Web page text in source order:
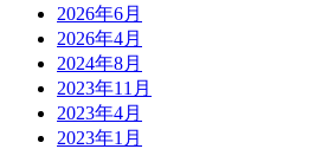
2026年6月
2026年4月
2024年8月
2023年11月
2023年4月
2023年1月